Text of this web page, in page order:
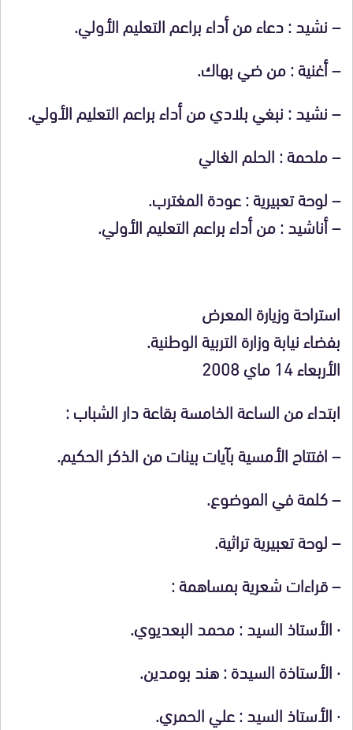
– نشيد : دعاء من أداء براعم التعليم الأولي.
– أغنية : من ضي بهاك.
– نشيد : نبغي بلادي من أداء براعم التعليم الأولي.
– ملحمة : الحلم الغالي
– لوحة تعبيرية : عودة المغترب.
– أناشيد : من أداء براعم التعليم الأولي.
استراحة وزيارة المعرض
بفضاء نيابة وزارة التربية الوطنية.
الأربعاء 14 ماي 2008
ابتداء من الساعة الخامسة بقاعة دار الشباب :
– افتتاح الأمسية بآيات بينات من الذكر الحكيم.
– كلمة في الموضوع.
– لوحة تعبيرية تراثية.
–قراءات شعرية بمساهمة :
·الأستاذ السيد : محمد البعديوي.
·الأستاذة السيدة : هند بومدين.
·الأستاذ السيد : علي الحمري.